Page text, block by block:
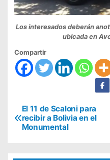
Los interesados deberán
ubicada en
Compartir
N
a
El 11 de Scaloni para
recibir a Bolivia en el
Monumental